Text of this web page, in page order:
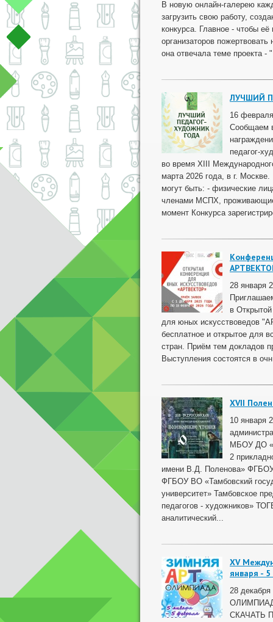
В новую онлайн-галерею
загрузить свою работу,
конкурса. Главное - чтобы
организаторов пожертвовать
она отвечала теме
ЛУЧШИЙ
16
Сообщаем
педагог-
во время XIII
марта 2026 года, в г.
могут быть: - физические
членами МСПХ, проживающие
момент Конкурса
28 января
в
для юных искусствоведов
бесплатное и открытое для
стран. Приём тем докладов
Выступления состоятся в
XVII
10 января
МБОУ ДО
2
имени В.Д. Поленова»
ФГБОУ ВО «Тамбовский
университет» Тамбовское
педагогов - художников»
аналитический...
ХV
января -
28
СКАЧАТЬ